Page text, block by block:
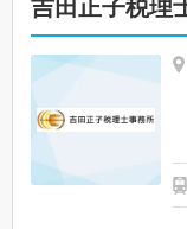
吉田正子税理